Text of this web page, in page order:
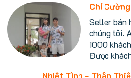
Chí Cường
Seller bán
chúng tôi.
1000
Được
Nhiệt Tình - Thân